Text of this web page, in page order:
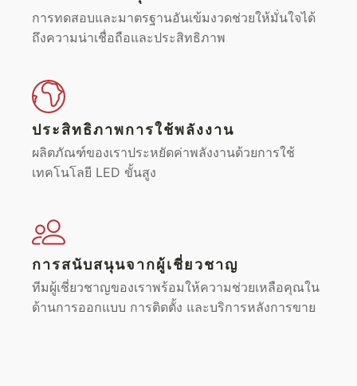
การทดสอบและมาตรฐานอันเข้มงวดช่วยให้มั่นใจได้
ถึงความน่าเชื่อถือและประสิทธิภาพ
ประสิทธิภาพการใช้พลังงาน
ผลิตภัณฑ์ของเราประหยัดค่าพลังงานด้วยการใช้
เทคโนโลยี LED ขั้นสูง
การสนับสนุนจากผู้เชี่ยวชาญ
ทีมผู้เชี่ยวชาญของเราพร้อมให้ความช่วยเหลือคุณใน
ด้านการออกแบบ การติดตั้ง และบริการหลังการขาย